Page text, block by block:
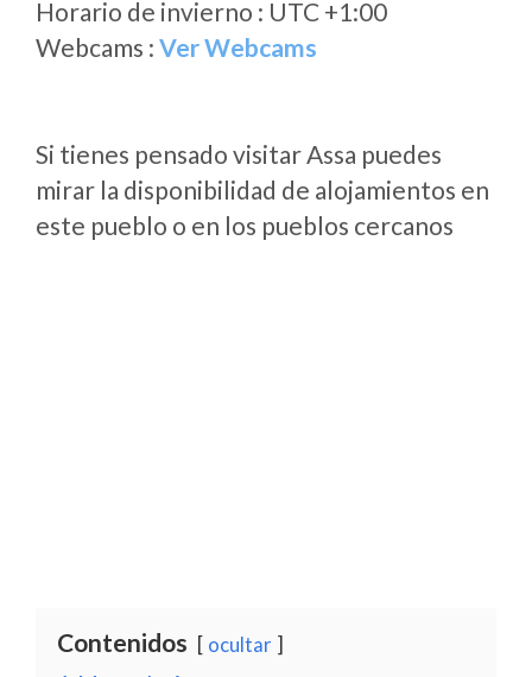
Horario de invierno : UTC +1:00
Webcams : Ver Webcams
Si tienes pensado visitar Assa puedes
mirar la disponibilidad de alojamientos en
este pueblo o en los pueblos cercanos
Contenidos ocultar